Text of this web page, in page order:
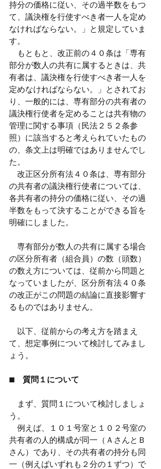
持分の価格に従い、その過半数をもつ
て、議決権を行使すべき者一人を定め
なければならない。」と規定していま
す。
もともと、改正前の４０条は「専有
部分が数人の共有に属するときは、共
有者は、議決権を行使すべき者一人を
定めなければならない。」とされてお
り、一般的には、専有部分の共有者の
議決権行使者を定めることは共有物の
管理に関する事項（民法２５２条参
照）に該当すると考えられていたもの
の、条文上は明確ではありませんでし
た。
改正区分所有法４０条は、専有部分
の共有者の議決権行使者については、
各共有者の持分の価格に従い、その過
半数をもって決することができる旨を
明確にしました。
専有部分が数人の共有に属する場合
の区分所有者（組合員）の数（頭数）
の数え方については、従前から問題と
なっていましたが、区分所有法４０条
の改正がこの問題の結論に直接影響す
るものではありません。
以下、従前からの考え方を踏まえ
て、想定事例について検討してみまし
ょう。
■　質問１について
まず、質問１について検討しましょ
う。
例えば、１０１号室と１０２号室の
共有者の人的構成が同一（ＡさんとＢ
さん）であり、その共有者の持分も同
一（例えばいずれも２分の１ずつ）で